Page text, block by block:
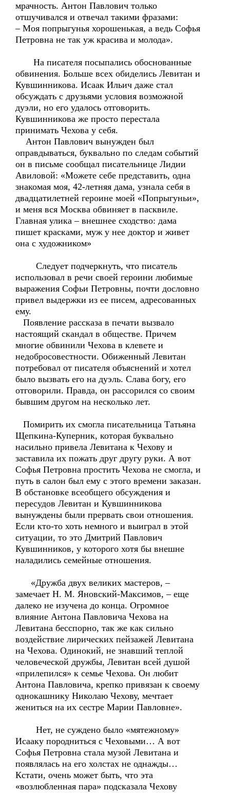
мрачность. Антон Павлович только
отшучивался и отвечал такими фразами:
– Моя попрыгунья хорошенькая, а ведь Софья
Петровна не так уж красива и молода».
На писателя посыпались обоснованные
обвинения. Больше всех обиделись Левитан и
Кувшинникова. Исаак Ильич даже стал
обсуждать с друзьями условия возможной
дуэли, но его удалось отговорить.
Кувшинникова же просто перестала
принимать Чехова у себя.
Антон Павлович вынужден был
оправдываться, буквально по следам событий
он в письме сообщал писательнице Лидии
Авиловой: «Можете себе представить, одна
знакомая моя, 42-летняя дама, узнала себя в
двадцатилетней героине моей «Попрыгуньи»,
и меня вся Москва обвиняет в пасквиле.
Главная улика – внешнее сходство: дама
пишет красками, муж у нее доктор и живет
она с художником»
Следует подчеркнуть, что писатель
использовал в речи своей героини любимые
выражения Софьи Петровны, почти дословно
привел выдержки из ее писем, адресованных
ему.
Появление рассказа в печати вызвало
настоящий скандал в обществе. Причем
многие обвинили Чехова в клевете и
недобросовестности. Обиженный Левитан
потребовал от писателя объяснений и хотел
было вызвать его на дуэль. Слава богу, его
отговорили. Правда, он рассорился со своим
бывшим другом на несколько лет.
Помирить их смогла писательница Татьяна
Щепкина-Куперник, которая буквально
насильно привела Левитана к Чехову и
заставила их пожать друг другу руки. А вот
Софья Петровна простить Чехова не смогла, и
путь в салон был ему с этого времени заказан.
В обстановке всеобщего обсуждения и
пересудов Левитан и Кувшинникова
вынуждены были прервать свои отношения.
Если кто-то хоть немного и выиграл в этой
ситуации, то это Дмитрий Павлович
Кувшинников, у которого хотя бы внешне
наладились семейные отношения.
«Дружба двух великих мастеров, –
замечает Н. М. Яновский-Максимов, – еще
далеко не изучена до конца. Огромное
влияние Антона Павловича Чехова на
Левитана бесспорно, так же как сильно
воздействие лирических пейзажей Левитана
на Чехова. Одинокий, не знавший теплой
человеческой дружбы, Левитан всей душой
«прилепился» к семье Чехова. Он любит
Антона Павловича, крепко привязан к своему
однокашнику Николаю Чехову, мечтает
жениться на их сестре Марии Павловне».
Нет, не суждено было «мятежному»
Исааку породниться с Чеховыми… А вот
Софья Петровна стала музой Левитана и
появлялась на его холстах не однажды…
Кстати, очень может быть, что эта
«возлюбленная пара» подсказала Чехову